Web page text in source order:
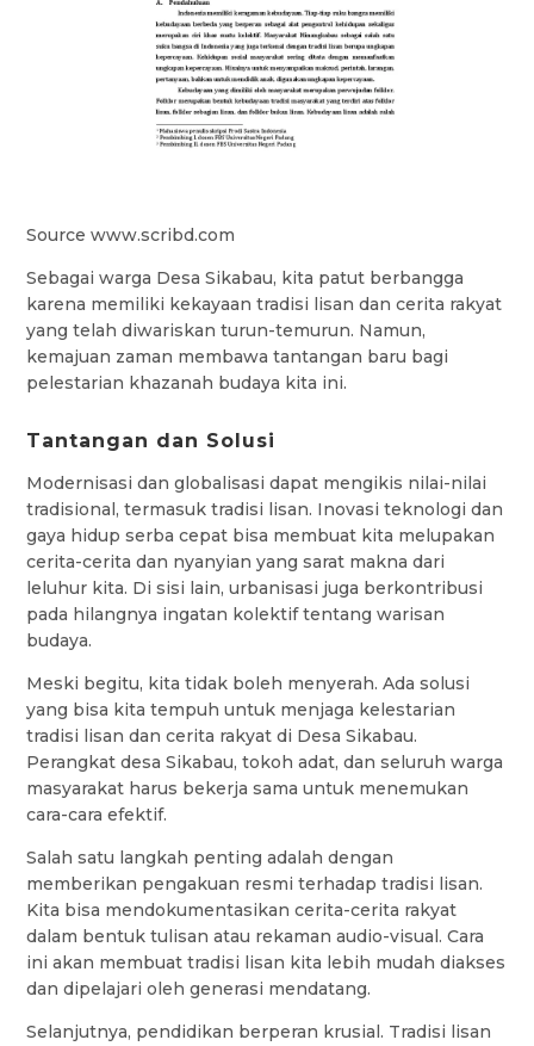
Source www.scribd.com
Sebagai warga Desa Sikabau, kita patut berbangga
karena memiliki kekayaan tradisi lisan dan cerita rakyat
yang telah diwariskan turun-temurun. Namun,
kemajuan zaman membawa tantangan baru bagi
pelestarian khazanah budaya kita ini.
Tantangan dan Solusi
Modernisasi dan globalisasi dapat mengikis nilai-nilai
tradisional, termasuk tradisi lisan. Inovasi teknologi dan
gaya hidup serba cepat bisa membuat kita melupakan
cerita-cerita dan nyanyian yang sarat makna dari
leluhur kita. Di sisi lain, urbanisasi juga berkontribusi
pada hilangnya ingatan kolektif tentang warisan
budaya.
Meski begitu, kita tidak boleh menyerah. Ada solusi
yang bisa kita tempuh untuk menjaga kelestarian
tradisi lisan dan cerita rakyat di Desa Sikabau.
Perangkat desa Sikabau, tokoh adat, dan seluruh warga
masyarakat harus bekerja sama untuk menemukan
cara-cara efektif.
Salah satu langkah penting adalah dengan
memberikan pengakuan resmi terhadap tradisi lisan.
Kita bisa mendokumentasikan cerita-cerita rakyat
dalam bentuk tulisan atau rekaman audio-visual. Cara
ini akan membuat tradisi lisan kita lebih mudah diakses
dan dipelajari oleh generasi mendatang.
Selanjutnya, pendidikan berperan krusial. Tradisi lisan